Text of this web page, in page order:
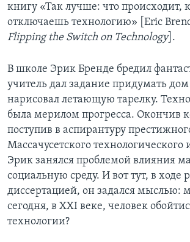
СОЦИАЛЬНЫЕ СЕТИ
книгу «Так лучше: что происходит,
отключаешь технологию» [Eric
Flipping the Switch on Technology].
В школе Эрик Бренде бредил
учитель дал задание придумать
нарисовал летающую тарелку.
была мерилом прогресса. Окончив
поступив в аспирантуру
Массачусетского технологического
Эрик занялся проблемой влияния
социальную среду. И вот тут, в ходе
диссертацией, он задался мыслью:
сегодня, в ХХI веке, человек
технологии?